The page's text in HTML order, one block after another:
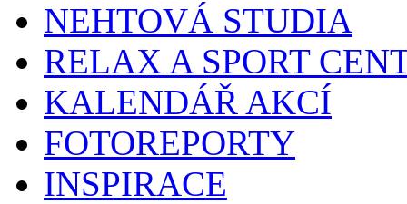
NEHTOVÁ STUDIA
RELAX A SPORT
KALENDÁŘ AKCÍ
FOTOREPORTY
INSPIRACE